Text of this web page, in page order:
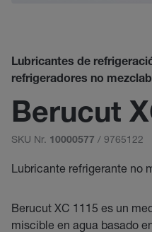
Lubricantes de
refrigeradores no
Berucut
SKU Nr. 10000577 / 9765122
Lubricante refrigerante no
Berucut XC 1115 es un
miscible en agua basado